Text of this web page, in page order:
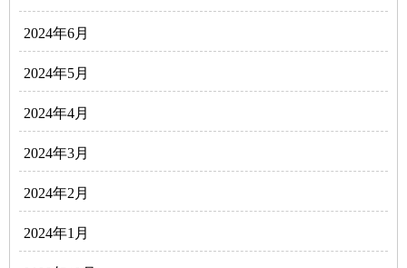
2024年6月
2024年5月
2024年4月
2024年3月
2024年2月
2024年1月